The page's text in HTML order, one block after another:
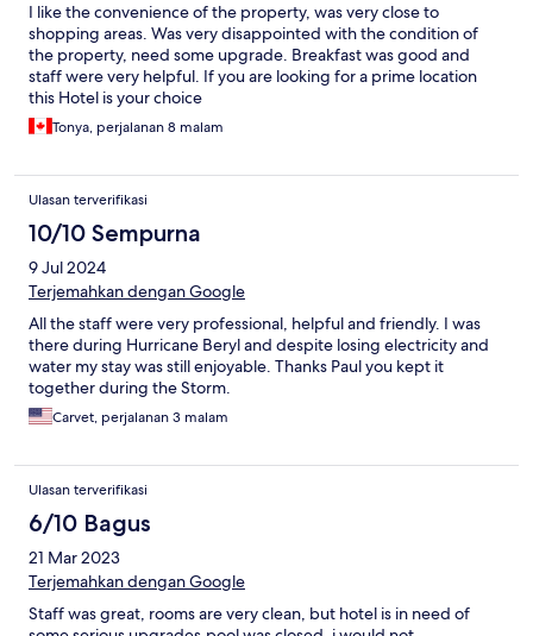
I like the convenience of the property, was very close to
shopping areas. Was very disappointed with the condition of
the property, need some upgrade. Breakfast was good and
staff were very helpful. If you are looking for a prime location
this Hotel is your choice
Tonya, perjalanan 8 malam
Ulasan terverifikasi
10/10 Sempurna
9 Jul 2024
Terjemahkan dengan Google
All the staff were very professional, helpful and friendly. I was
there during Hurricane Beryl and despite losing electricity and
water my stay was still enjoyable. Thanks Paul you kept it
together during the Storm.
Carvet, perjalanan 3 malam
Ulasan terverifikasi
6/10 Bagus
21 Mar 2023
Terjemahkan dengan Google
Staff was great, rooms are very clean, but hotel is in need of